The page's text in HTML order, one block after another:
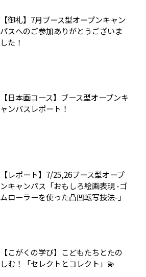
【御礼】7月ブース型オープンキャン
パスへのご参加ありがとうございま
した！
【日本画コース】ブース型オープンキ
ャンパスレポート！
【レポート】7/25,26ブース型オープ
ンキャンパス「おもしろ絵画表現 -ゴ
ムローラーを使った凸凹転写技法-」
【こがくの学び】こどもたちとたの
しむ！「セレクトとコレクト」💫